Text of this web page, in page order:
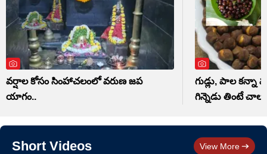
వర్షాల కోసం సింహాచలంలో వరుణ జప
యాగం..
గుడ్లు, పాల కన్నా
గిన్నెడు తింటే చాలు
Short Videos View More